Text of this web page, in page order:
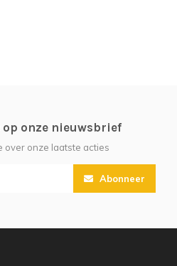
onze nieuwsbrief
over onze laatste acties
Abonneer